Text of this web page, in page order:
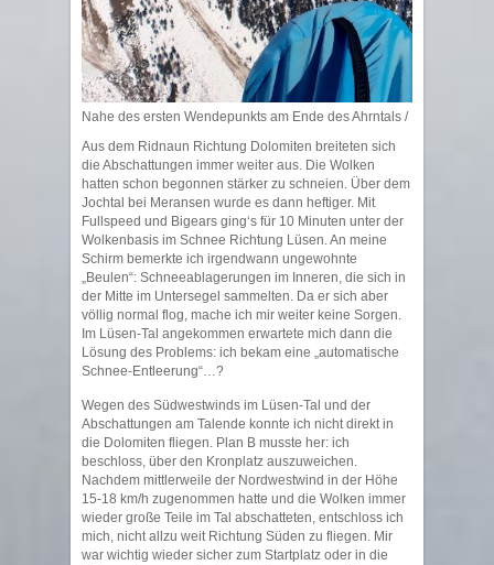
Nahe des ersten Wendepunkts am Ende des Ahrntals / Near the
Aus dem Ridnaun Richtung Dolomiten breiteten sich
die Abschattungen immer weiter aus. Die Wolken
hatten schon begonnen stärker zu schneien. Über dem
Jochtal bei Meransen wurde es dann heftiger. Mit
Fullspeed und Bigears ging‘s für 10 Minuten unter der
Wolkenbasis im Schnee Richtung Lüsen. An meine
Schirm bemerkte ich irgendwann ungewohnte
„Beulen“: Schneeablagerungen im Inneren, die sich in
der Mitte im Untersegel sammelten. Da er sich aber
völlig normal flog, mache ich mir weiter keine Sorgen.
Im Lüsen-Tal angekommen erwartete mich dann die
Lösung des Problems: ich bekam eine „automatische
Schnee-Entleerung“…?
Wegen des Südwestwinds im Lüsen-Tal und der
Abschattungen am Talende konnte ich nicht direkt in
die Dolomiten fliegen. Plan B musste her: ich
beschloss, über den Kronplatz auszuweichen.
Nachdem mittlerweile der Nordwestwind in der Höhe
15-18 km/h zugenommen hatte und die Wolken immer
wieder große Teile im Tal abschatteten, entschloss ich
mich, nicht allzu weit Richtung Süden zu fliegen. Mir
war wichtig wieder sicher zum Startplatz oder in die